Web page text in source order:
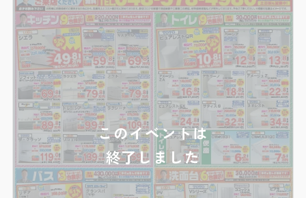
このイベントは
終了しました